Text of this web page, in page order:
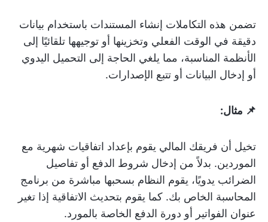
تضمن هذه التكاملات إنشاء المستندات باستخدام بيانات
دقيقة في الوقت الفعلي وتخزينها أو توجيهها تلقائيًا إلى
الأنظمة المناسبة، مما يلغي الحاجة إلى التحميل اليدوي
أو إدخال البيانات أو تتبع الإصدارات.
📌 مثال:
تخيل أن فريقك المالي يقوم بإعداد اتفاقيات شهرية مع
الموردين. بدلاً من إدخال شروط الدفع أو تفاصيل
الضرائب يدويًا، يقوم النظام بسحبها مباشرة من برنامج
المحاسبة الخاص بك. كما يقوم بتحديث الاتفاقية إذا تغير
عنوان الفواتير أو دورة الدفع الخاصة بالمورد.